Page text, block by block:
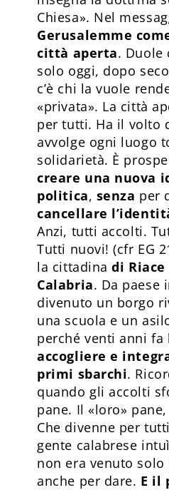
Chiesa». Nel
Gerusalemme
città aperta. Duole
solo oggi, dopo
c’è chi la vuole
«privata». La città
per tutti. Ha il volto
avvolge ogni luogo
solidarietà. È
creare una nuova
politica, senza per
cancellare
Anzi, tutti accolti.
Tutti nuovi! (cfr EG
la cittadinadi Riace
Calabria. Da paese
divenuto un borgo
una scuola e un
perché venti anni fa
accogliere e
primi sbarchi.
quando gli accolti
pane. Il «loro»
Che divenne per
gente calabrese
non era venuto solo
anche per dare. E il